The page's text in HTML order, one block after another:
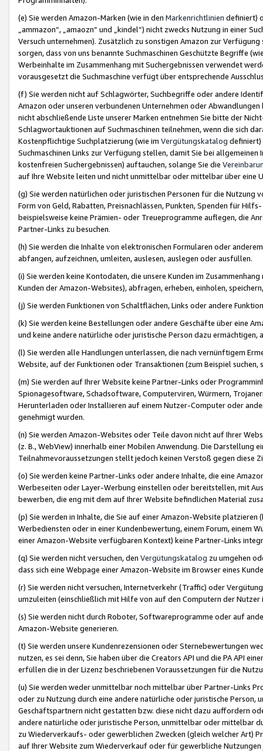
(e) Sie werden Amazon-Marken (wie in den Markenrichtlinien definiert)
„ammazon“, „amaozn“ und „kindel“) nicht zwecks Nutzung in einer
Versuch unternehmen). Zusätzlich zu sonstigen Amazon zur
sorgen, dass von uns benannte Suchmaschinen Geschützte Begriffe
Werbeinhalte im Zusammenhang mit Suchergebnissen verwendet
vorausgesetzt die Suchmaschine verfügt über entsprechende
(f) Sie werden nicht auf Schlagwörter, Suchbegriffe oder andere
Amazon oder unseren verbundenen Unternehmen oder
nicht abschließende Liste unserer Marken entnehmen Sie bitte der
Schlagwortauktionen auf Suchmaschinen teilnehmen, wenn die sich
Kostenpflichtige Suchplatzierung (wie im Vergütungskatalog definiert)
Suchmaschinen Links zur Verfügung stellen, damit Sie bei
kostenfreien Suchergebnissen) auftauchen, solange Sie die
auf Ihre Website leiten und nicht unmittelbar oder mittelbar über eine
(g) Sie werden natürlichen oder juristischen Personen für die Nutzung
Form von Geld, Rabatten, Preisnachlässen, Punkten, Spenden für
beispielsweise keine Prämien- oder Treueprogramme auflegen, die
Partner-Links zu besuchen.
(h) Sie werden die Inhalte von elektronischen Formularen oder
abfangen, aufzeichnen, umleiten, auslesen, auslegen oder ausfüllen.
(i) Sie werden keine Kontodaten, die unsere Kunden im
Kunden der Amazon-Websites), abfragen, erheben, einholen,
(j) Sie werden Funktionen von Schaltflächen, Links oder andere
(k) Sie werden keine Bestellungen oder andere Geschäfte über eine
und keine andere natürliche oder juristische Person dazu
(l) Sie werden alle Handlungen unterlassen, die nach vernünftigem
Website, auf der Funktionen oder Transaktionen (zum Beispiel
(m) Sie werden auf Ihrer Website keine Partner-Links oder
Spionagesoftware, Schadsoftware, Computerviren, Würmern,
Herunterladen oder Installieren auf einem Nutzer-Computer oder
genehmigt wurden.
(n) Sie werden Amazon-Websites oder Teile davon nicht auf Ihrer
(z. B., WebView) innerhalb einer Mobilen Anwendung. Die Darstellung
Teilnahmevoraussetzungen stellt jedoch keinen Verstoß gegen diese
(o) Sie werden keine Partner-Links oder andere Inhalte, die eine
Werbeseiten oder Layer-Werbung einstellen oder bereitstellen, mit
bewerben, die eng mit dem auf Ihrer Website befindlichen Material
(p) Sie werden in Inhalte, die Sie auf einer Amazon-Website
Werbediensten oder in einer Kundenbewertung, einem Forum, einem
einer Amazon-Website verfügbaren Kontext) keine Partner-Links
(q) Sie werden nicht versuchen, den Vergütungskatalog zu umgehen
dass sich eine Webpage einer Amazon-Website im Browser eines
(r) Sie werden nicht versuchen, Internetverkehr (Traffic) oder
umzuleiten (einschließlich mit Hilfe von auf den Computern der
(s) Sie werden nicht durch Roboter, Softwareprogramme oder auf
Amazon-Website generieren.
(t) Sie werden unsere Kundenrezensionen oder Sternebewertungen
nutzen, es sei denn, Sie haben über die Creators API und die PA API
erfüllen die in der Lizenz beschriebenen Voraussetzungen für die
(u) Sie werden weder unmittelbar noch mittelbar über Partner-Links
oder zu Nutzung durch eine andere natürliche oder juristische
Geschäftspartnern nicht gestatten bzw. diese nicht dazu auffordern
andere natürliche oder juristische Person, unmittelbar oder mittelbar
zu Wiederverkaufs- oder gewerblichen Zwecken (gleich welcher Art)
auf Ihrer Website zum Wiederverkauf oder für gewerbliche